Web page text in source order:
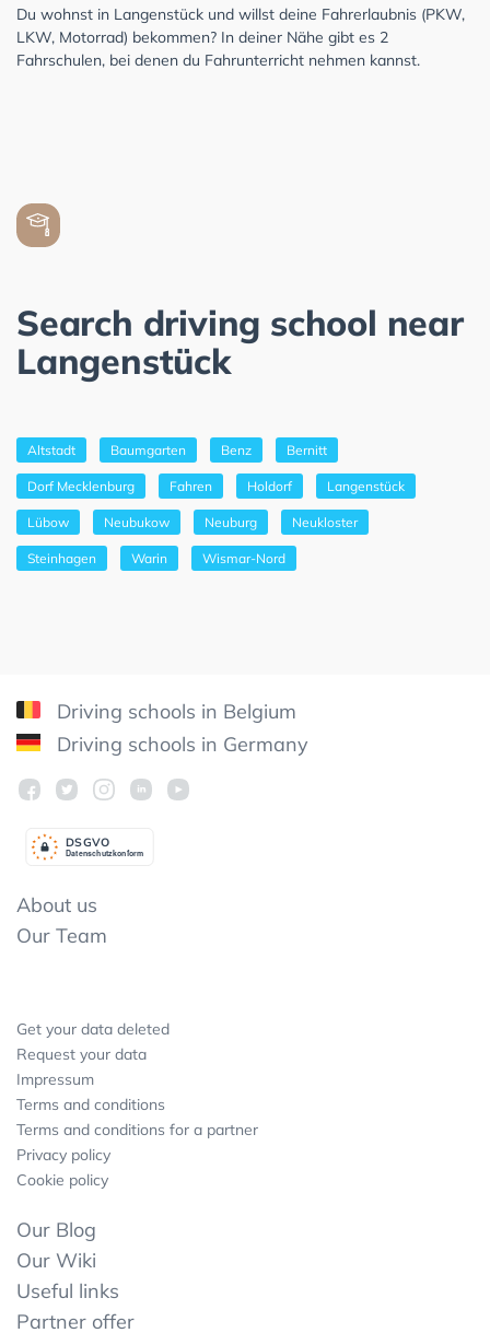
Du wohnst in Langenstück und willst deine Fahrerlaubnis (PKW,
LKW, Motorrad) bekommen? In deiner Nähe gibt es 2
Fahrschulen, bei denen du Fahrunterricht nehmen kannst.
Search driving school near
Langenstück
Altstadt Baumgarten Benz Bernitt
Dorf Mecklenburg Fahren Holdorf Langenstück
Lübow Neubukow Neuburg Neukloster
Steinhagen Warin Wismar-Nord
Driving schools in Belgium
Driving schools in Germany
Datenschutzkonform
DSGVO
About us
Our Team
Get your data deleted
Request your data
Impressum
Terms and conditions
Terms and conditions for a partner
Privacy policy
Cookie policy
Our Blog
Our Wiki
Useful links
Partner offer